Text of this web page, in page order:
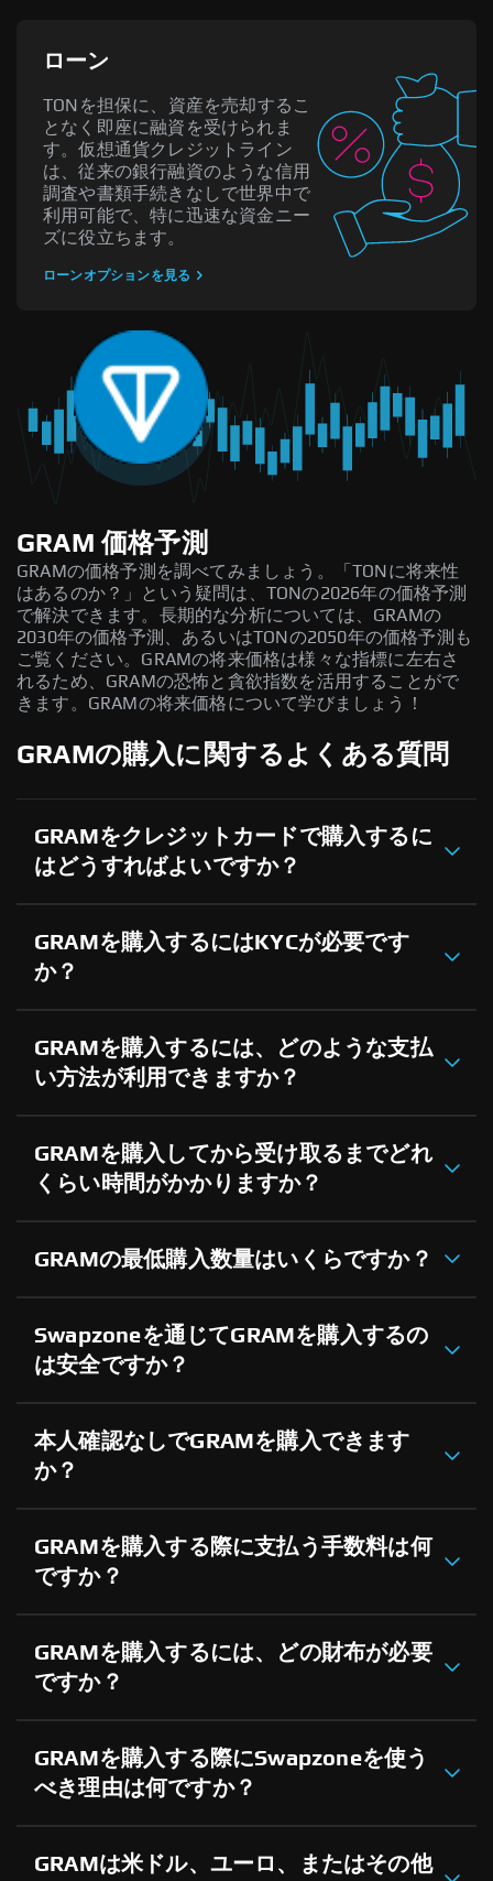
ローン
TONを担保に、資産を売却するこ
となく即座に融資を受けられま
す。仮想通貨クレジットライン
は、従来の銀行融資のような信用
調査や書類手続きなしで世界中で
利用可能で、特に迅速な資金ニー
ズに役立ちます。
ローンオプションを見る
GRAM 価格予測
GRAMの価格予測を調べてみましょう。「TONに将来性
はあるのか？」という疑問は、TONの2026年の価格予測
で解決できます。長期的な分析については、GRAMの
2030年の価格予測、あるいはTONの2050年の価格予測も
ご覧ください。GRAMの将来価格は様々な指標に左右さ
れるため、GRAMの恐怖と貪欲指数を活用することがで
きます。GRAMの将来価格について学びましょう！
GRAMの購入に関するよくある質問
GRAMをクレジットカードで購入するに
はどうすればよいですか？
GRAMを購入するにはKYCが必要です
か？
GRAMを購入するには、どのような支払
い方法が利用できますか？
GRAMを購入してから受け取るまでどれ
くらい時間がかかりますか？
GRAMの最低購入数量はいくらですか？
Swapzoneを通じてGRAMを購入するの
は安全ですか？
本人確認なしでGRAMを購入できます
か？
GRAMを購入する際に支払う手数料は何
ですか？
GRAMを購入するには、どの財布が必要
ですか？
GRAMを購入する際にSwapzoneを使う
べき理由は何ですか？
GRAMは米ドル、ユーロ、またはその他